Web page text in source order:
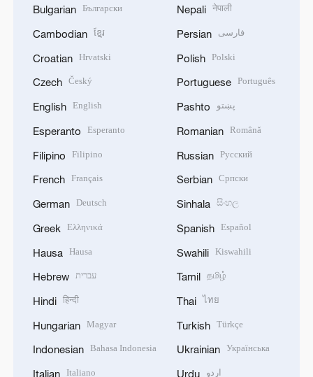
Bulgarian Български
Cambodian ខ្មែរ
Croatian Hrvatski
Czech Český
English English
Esperanto Esperanto
Filipino Filipino
French Français
German Deutsch
Greek Ελληνικά
Hausa Hausa
Hebrew עברית
Hindi हिन्दी
Hungarian Magyar
Indonesian Bahasa Indonesia
Italian Italiano
Nepali नेपाली
Persian فارسی
Polish Polski
Portuguese Português
Pashto پښتو
Romanian Română
Russian Русский
Serbian Српски
Sinhala සිංහල
Spanish Español
Swahili Kiswahili
Tamil தமிழ்
Thai ไทย
Turkish Türkçe
Ukrainian Українська
Urdu اردو